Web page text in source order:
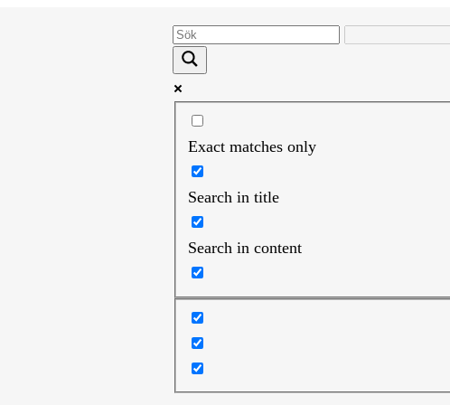
Exact matches only
Search in title
Search in content